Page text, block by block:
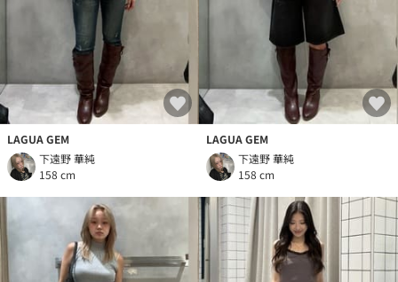
LAGUA GEM
下遠野 華純
158 cm
LAGUA GEM
下遠野 華純
158 cm